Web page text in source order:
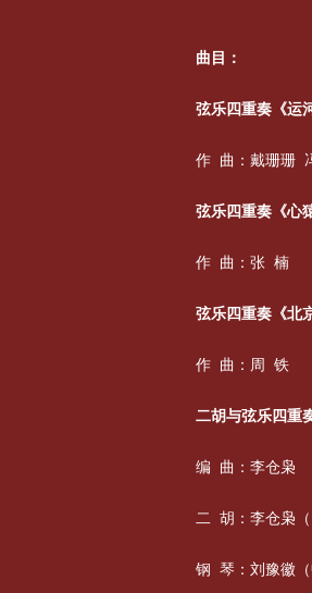
曲目：
弦乐四重奏《运
作 曲：戴珊珊
弦乐四重奏《心
作 曲：张 楠
弦乐四重奏《北
作 曲：周 铁
二胡与弦乐四重
编 曲：李仓枭
二 胡：李仓枭（
钢 琴：刘豫徽